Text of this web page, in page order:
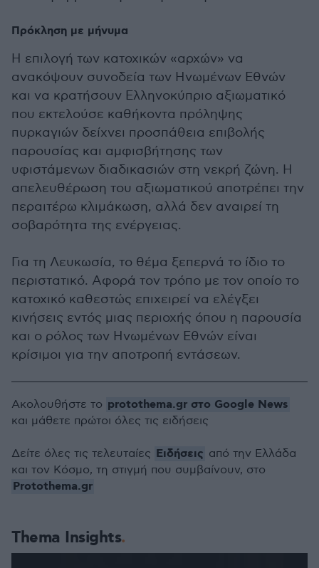
Πρόκληση με μήνυμα
Η επιλογή των κατοχικών «αρχών» να
ανακόψουν συνοδεία των Ηνωμένων Εθνών
και να κρατήσουν Ελληνοκύπριο αξιωματικό
που εκτελούσε καθήκοντα πρόληψης
πυρκαγιών δείχνει προσπάθεια επιβολής
παρουσίας και αμφισβήτησης των
υφιστάμενων διαδικασιών στη νεκρή ζώνη. Η
απελευθέρωση του αξιωματικού αποτρέπει την
περαιτέρω κλιμάκωση, αλλά δεν αναιρεί τη
σοβαρότητα της ενέργειας.
Για τη Λευκωσία, το θέμα ξεπερνά το ίδιο το
περιστατικό. Αφορά τον τρόπο με τον οποίο το
κατοχικό καθεστώς επιχειρεί να ελέγξει
κινήσεις εντός μιας περιοχής όπου η παρουσία
και ο ρόλος των Ηνωμένων Εθνών είναι
κρίσιμοι για την αποτροπή εντάσεων.
Thema Insights
Ακολουθήστε το protothema.gr στο Google News
και μάθετε πρώτοι όλες τις ειδήσεις
Δείτε όλες τις τελευταίες Ειδήσεις από την Ελλάδα
και τον Κόσμο, τη στιγμή που συμβαίνουν, στο
Protothema.gr